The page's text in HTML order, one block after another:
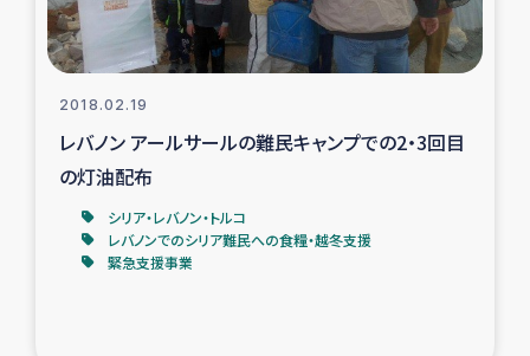
シリア国内避難民・帰還民の生活再建支援
トルコにおけるシリア難民支援事業
インドネシア中部 スラウェシの地震・津波被災者支援
スリランカ ジャフナ県干物事業
2018.02.19
レバノン アールサールの難民キャンプでの2・3回目
の灯油配布
シリア・レバノン・トルコ
レバノンでのシリア難民への食糧・越冬支援
緊急支援事業